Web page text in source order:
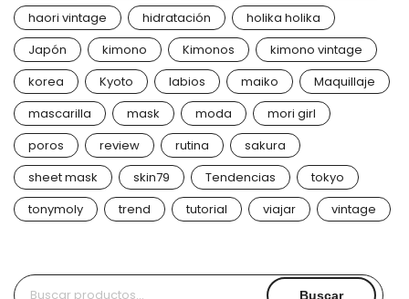
haori vintage
hidratación
holika holika
Japón
kimono Kimonos
kimono vintage
korea
Kyoto labios maiko
Maquillaje
mascarilla
mask moda
mori girl
poros
review rutina
sakura
sheet mask
skin79 Tendencias
tokyo
tonymoly
trend tutorial viajar vintage
BuscarBuscar